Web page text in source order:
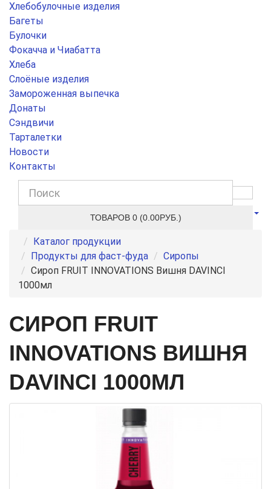
Хлебобулочные изделия
Багеты
Булочки
Фокачча и Чиабатта
Хлеба
Слоёные изделия
Замороженная выпечка
Донаты
Сэндвичи
Тарталетки
Новости
Контакты
ТОВАРОВ 0 (0.00РУБ.)
Каталог продукции
Продукты для фаст-фуда
Сиропы
Сироп FRUIT INNOVATIONS Вишня DAVINCI
1000мл
СИРОП FRUIT
INNOVATIONS ВИШНЯ
DAVINCI 1000МЛ